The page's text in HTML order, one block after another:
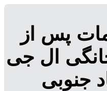
پس از
ال جی
جنوبی